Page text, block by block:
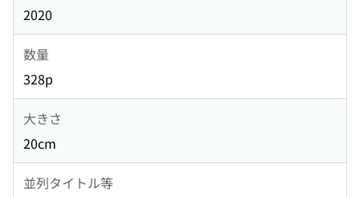
2020
数量
328p
大きさ
20cm
並列タイトル等